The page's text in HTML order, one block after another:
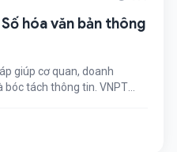
hóa văn bản thông
giúp cơ quan, doanh
bóc tách thông tin. VNPT
với độ chính xác cao; cho
PDF/ảnh […]